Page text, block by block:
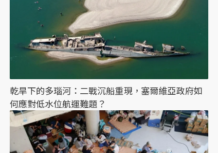
乾旱下的多瑙河：二戰沉船重現，塞爾維亞政府如
何應對低水位航運難題？